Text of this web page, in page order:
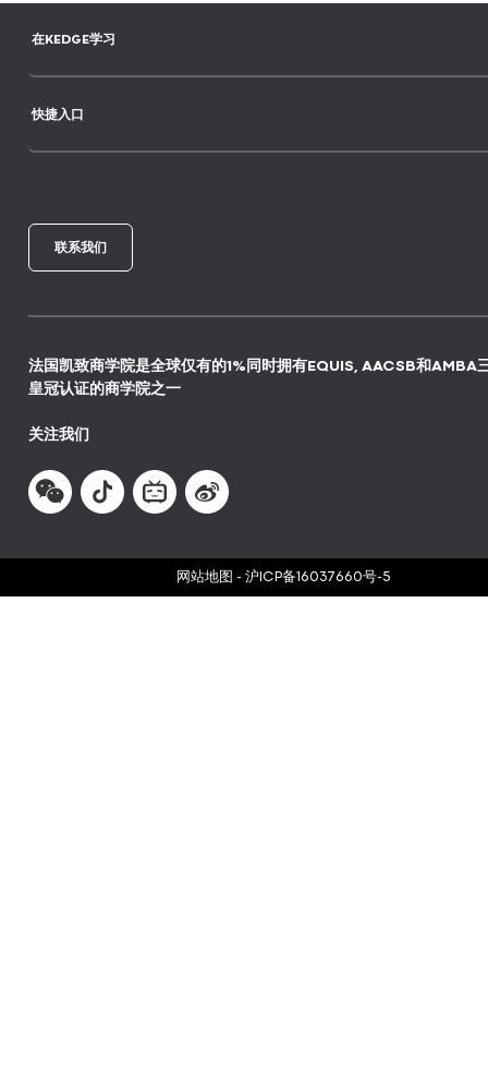
在KEDGE学习
快捷入口
联系我们
法国凯致商学院是全球仅有的1%同时拥有EQUIS, AACSB和AMBA
皇冠认证的商学院之一
关注我们
网站地图 - 沪ICP备16037660号-5